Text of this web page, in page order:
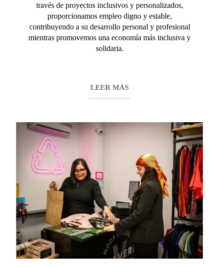
través de proyectos inclusivos y personalizados,
proporcionamos empleo digno y estable,
contribuyendo a su desarrollo personal y profesional
mientras promovemos una economía más inclusiva y
solidaria.
LEER MÁS